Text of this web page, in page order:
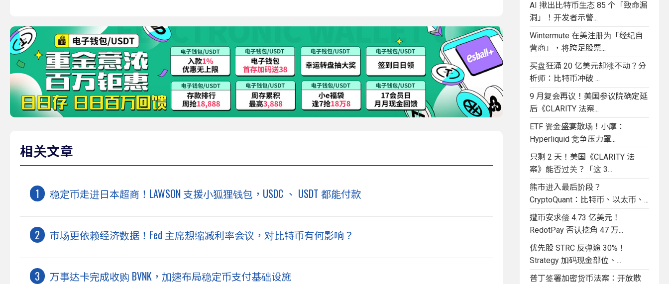
相关文章
稳定币走进日本超商！LAWSON 支援小狐狸钱包，USDC 、 USDT 都能付款
市场更依赖经济数据！Fed 主席想缩减利率会议，对比特币有何影响？
万事达卡完成收购 BVNK，加速布局稳定币支付基础设施
AI 揪出比特币生态 85 个「致命漏
洞」！开发者示警...
Wintermute 在美注册为「经纪自
营商」，将跨足股票...
买盘狂涌 20 亿美元却涨不动？分
析师：比特币冲破 ...
9 月复会再议！美国参议院确定延
后《CLARITY 法案...
ETF 资金盛宴散场！小摩：
Hyperliquid 竞争压力罩...
只剩 2 天！美国《CLARITY 法
案》能否过关？「这 3...
熊市进入最后阶段？
CryptoQuant：比特币、以太币、...
遭币安求偿 4.73 亿美元！
RedotPay 否认挖角 47 万...
优先股 STRC 反弹逾 30%！
Strategy 加码现金部位、...
普丁签署加密货币法案：开放散